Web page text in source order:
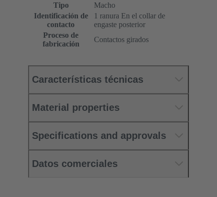
Tipo
Macho
Identificación de
contacto
1 ranura En el collar de
engaste posterior
Proceso de
fabricación
Contactos girados
Características técnicas
Material properties
Specifications and approvals
Datos comerciales